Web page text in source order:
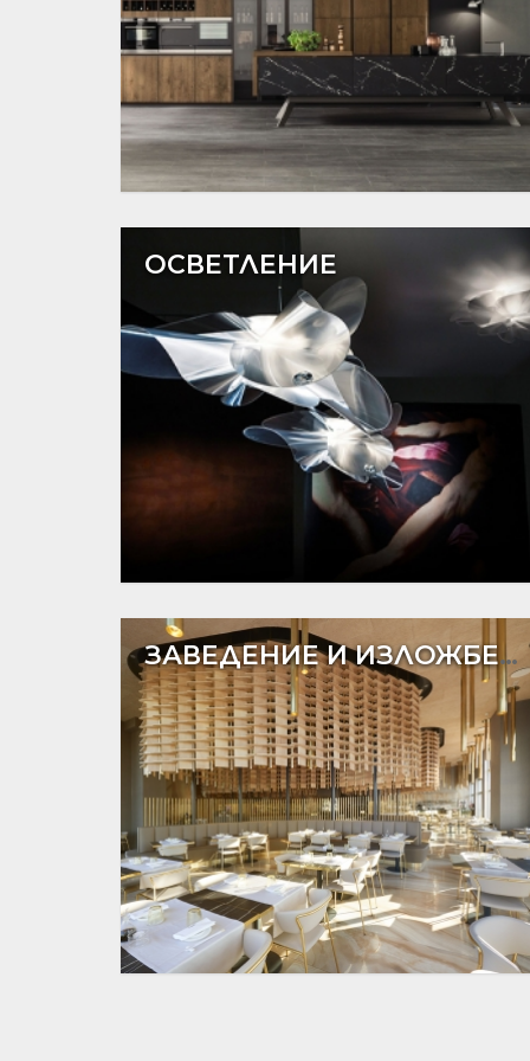
ОСВЕТЛЕНИЕ
ЗАВЕДЕНИЕ И ИЗЛОЖБЕНИ ПЛОЩИ